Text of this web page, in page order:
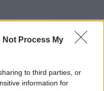
Not Process My
to third parties, or
information for
ottelu on ohjelmassa
klo 03:00.